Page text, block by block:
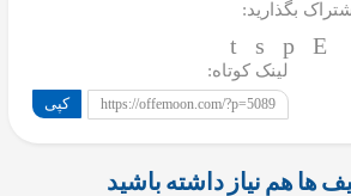
بگذارید:
لینک کوتاه:
https://offemoon.com/?p=5089 کپی
ها هم نیاز داشته باشید